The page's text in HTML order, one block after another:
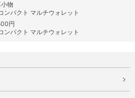
物
ンパクト マルチウォレット
円
ンパクト マルチウォレット